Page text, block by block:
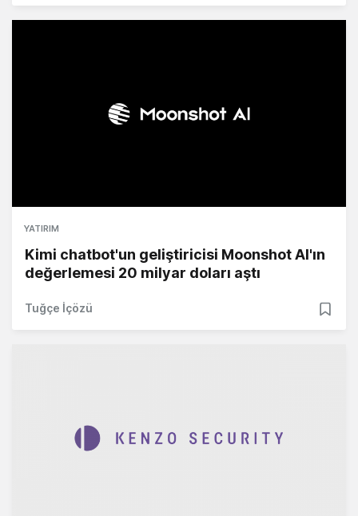
YATIRIM
Kimi chatbot'un geliştiricisi Moonshot AI'ın
değerlemesi 20 milyar doları aştı
Tuğçe İçözü